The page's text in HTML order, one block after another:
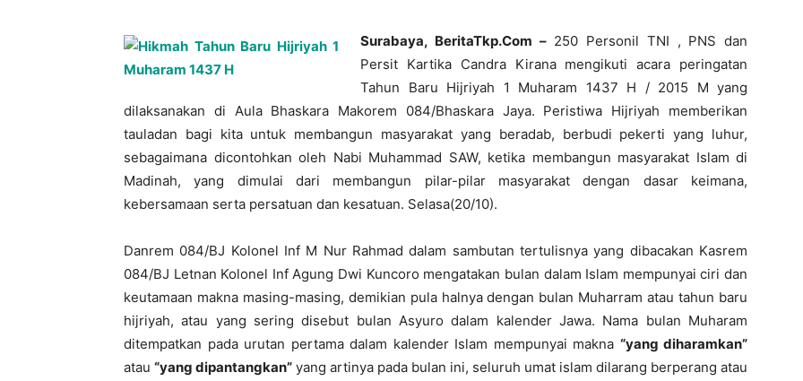
Surabaya, BeritaTkp.Com –250 Personil TNI , PNS dan
Persit Kartika Candra Kirana mengikuti acara peringatan
Tahun Baru Hijriyah 1 Muharam 1437 H / 2015 M yang
dilaksanakan di Aula Bhaskara Makorem 084/Bhaskara Jaya. Peristiwa Hijriyah memberikan
tauladan bagi kita untuk membangun masyarakat yang beradab, berbudi pekerti yang luhur,
sebagaimana dicontohkan oleh Nabi Muhammad SAW, ketika membangun masyarakat Islam di
Madinah, yang dimulai dari membangun pilar-pilar masyarakat dengan dasar keimana,
kebersamaan serta persatuan dan kesatuan. Selasa(20/10).
Danrem 084/BJ Kolonel Inf M Nur Rahmad dalam sambutan tertulisnya yang dibacakan Kasrem
084/BJ Letnan Kolonel Inf Agung Dwi Kuncoro mengatakan bulan dalam Islam mempunyai ciri dan
keutamaan makna masing-masing, demikian pula halnya dengan bulan Muharram atau tahun baru
hijriyah, atau yang sering disebut bulan Asyuro dalam kalender Jawa. Nama bulan Muharam
ditempatkan pada urutan pertama dalam kalender Islam mempunyai makna “yang diharamkan”
atau “yang dipantangkan” yang artinya pada bulan ini, seluruh umat islam dilarang berperang atau